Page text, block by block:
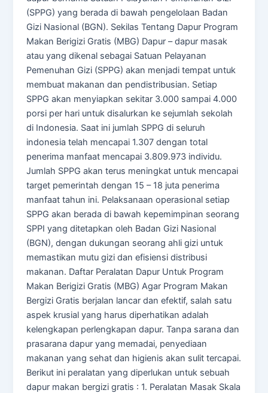
(SPPG) yang berada di bawah pengelolaan Badan
Gizi Nasional (BGN). Sekilas Tentang Dapur Program
Makan Berigizi Gratis (MBG) Dapur – dapur masak
atau yang dikenal sebagai Satuan Pelayanan
Pemenuhan Gizi (SPPG) akan menjadi tempat untuk
membuat makanan dan pendistribusian. Setiap
SPPG akan menyiapkan sekitar 3.000 sampai 4.000
porsi per hari untuk disalurkan ke sejumlah sekolah
di Indonesia. Saat ini jumlah SPPG di seluruh
indonesia telah mencapai 1.307 dengan total
penerima manfaat mencapai 3.809.973 individu.
Jumlah SPPG akan terus meningkat untuk mencapai
target pemerintah dengan 15 – 18 juta penerima
manfaat tahun ini. Pelaksanaan operasional setiap
SPPG akan berada di bawah kepemimpinan seorang
SPPI yang ditetapkan oleh Badan Gizi Nasional
(BGN), dengan dukungan seorang ahli gizi untuk
memastikan mutu gizi dan efisiensi distribusi
makanan. Daftar Peralatan Dapur Untuk Program
Makan Berigizi Gratis (MBG) Agar Program Makan
Bergizi Gratis berjalan lancar dan efektif, salah satu
aspek krusial yang harus diperhatikan adalah
kelengkapan perlengkapan dapur. Tanpa sarana dan
prasarana dapur yang memadai, penyediaan
makanan yang sehat dan higienis akan sulit tercapai.
Berikut ini peralatan yang diperlukan untuk sebuah
dapur makan bergizi gratis : 1. Peralatan Masak Skala